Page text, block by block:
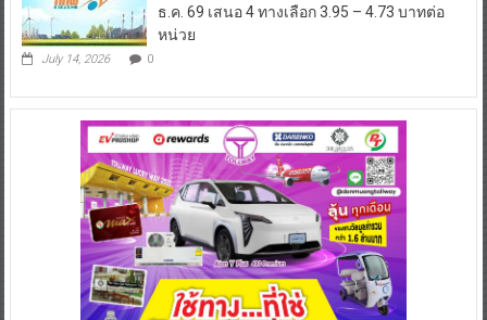
ธ.ค. 69 เสนอ 4 ทางเลือก 3.95 – 4.73 บาทต่อ
หน่วย
July 14, 2026 0